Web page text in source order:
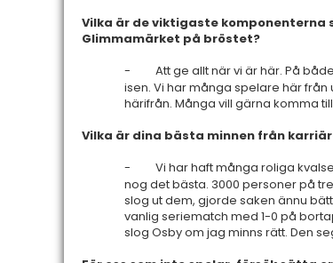
Vilka är de viktigaste komponenterna
Glimmamärket på bröstet?
-
Att ge allt när vi är här. På
isen. Vi har många spelare här
härifrån. Många vill gärna komma
Vilka är dina bästa minnen från
-
Vi har haft många roliga
nog det bästa. 3000 personer på
slog ut dem, gjorde saken ännu
vanlig seriematch med 1-0 på
slog Osby om jag minns rätt. Den